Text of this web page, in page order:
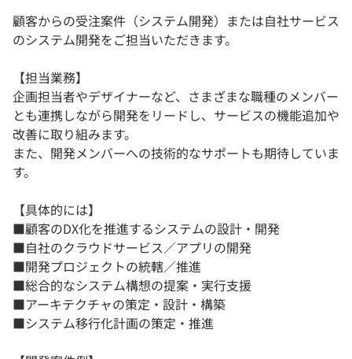
顧客からの受注案件（システム開発）または自社サービス
のシステム開発をご担当いただきます。
【担当業務】
企画担当者やデザイナーなど、さまざまな職種のメンバー
とも連携しながら開発をリードし、サービスの機能追加や
改善に取り組みます。
また、開発メンバーへの技術的なサポートも期待していま
す。
【具体的には】
■顧客のDX化を推進するシステムの設計・開発
■自社のクラウドサービス／アプリの開発
■開発プロジェクトの統轄／推進
■総合的なシステム構想の提案・実行支援
■アーキテクチャの策定・設計・構築
■システム移行化計画の策定・推進